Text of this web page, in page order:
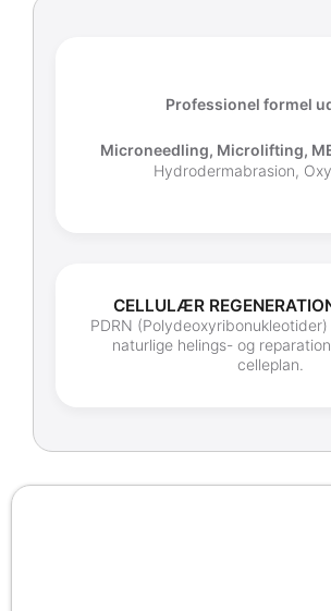
Professionel formel
Microneedling, Microlifting,
Hydrodermabrasion,
CELLULÆR
PDRN
naturlige helings- og
celleplan.